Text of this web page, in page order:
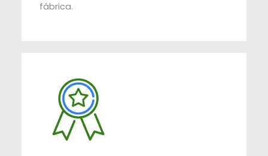
fábrica.